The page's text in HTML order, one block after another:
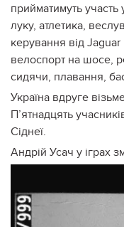
прийматимуть участь
луку, атлетика,
керування від
велоспорт на шосе,
сидячи, плавання,
Україна вдруге
П’ятнадцять
Сіднеї.
Андрій Усач у іграх